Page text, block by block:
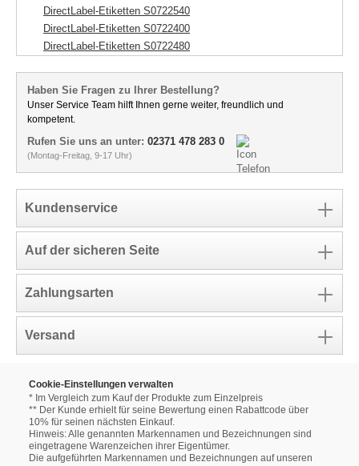
DirectLabel-Etiketten S0722540
DirectLabel-Etiketten S0722400
DirectLabel-Etiketten S0722480
Haben Sie Fragen zu Ihrer Bestellung?
Unser Service Team hilft Ihnen gerne weiter, freundlich und
kompetent.
Rufen Sie uns an unter: 02371 478 283 0
(Montag-Freitag, 9-17 Uhr)
Kundenservice
Auf der sicheren Seite
Zahlungsarten
Versand
Cookie-Einstellungen verwalten
* Im Vergleich zum Kauf der Produkte zum Einzelpreis
** Der Kunde erhielt für seine Bewertung einen Rabattcode über
10% für seinen nächsten Einkauf.
Hinweis: Alle genannten Markennamen und Bezeichnungen sind
eingetragene Warenzeichen ihrer Eigentümer.
Die aufgeführten Markennamen und Bezeichnungen auf unseren